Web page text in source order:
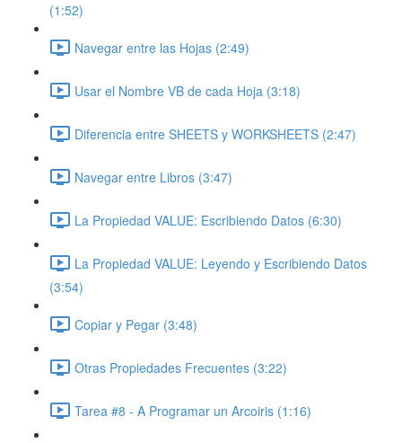
(1:52)
Navegar entre las Hojas (2:49)
Usar el Nombre VB de cada Hoja (3:18)
Diferencia entre SHEETS y WORKSHEETS (2:47)
Navegar entre Libros (3:47)
La Propiedad VALUE: Escribiendo Datos (6:30)
La Propiedad VALUE: Leyendo y Escribiendo Datos
(3:54)
Copiar y Pegar (3:48)
Otras Propiedades Frecuentes (3:22)
Tarea #8 - A Programar un Arcoiris (1:16)